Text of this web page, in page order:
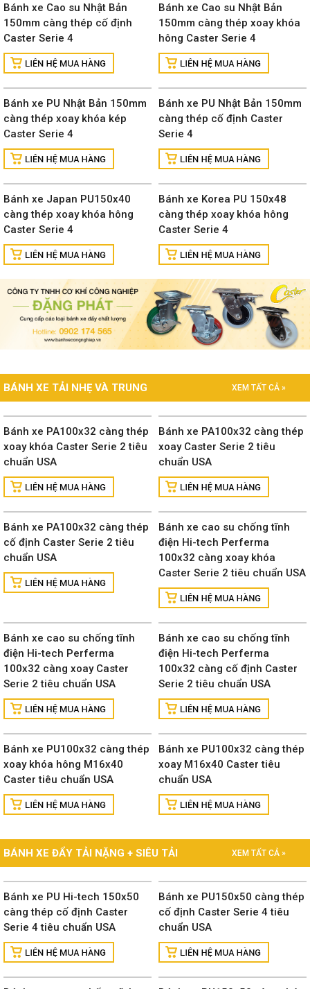
Bánh xe Cao su Nhật Bản
150mm càng thép cố định
Caster Serie 4
Bánh xe Cao su Nhật Bản
150mm càng thép xoay khóa
hông Caster Serie 4
Bánh xe PU Nhật Bản 150mm
càng thép xoay khóa kép
Caster Serie 4
Bánh xe PU Nhật Bản 150mm
càng thép cố định Caster
Serie 4
Bánh xe Japan PU150x40
càng thép xoay khóa hông
Caster Serie 4
Bánh xe Korea PU 150x48
càng thép xoay khóa hông
Caster Serie 4
BÁNH XE TẢI NHẸ VÀ TRUNG XEM TẤT CẢ »
Bánh xe PA100x32 càng thép
xoay khóa Caster Serie 2 tiêu
chuẩn USA
Bánh xe PA100x32 càng thép
xoay Caster Serie 2 tiêu
chuẩn USA
Bánh xe PA100x32 càng thép
cố định Caster Serie 2 tiêu
chuẩn USA
Bánh xe cao su chống tĩnh
điện Hi-tech Perferma
100x32 càng xoay khóa
Caster Serie 2 tiêu chuẩn USA
Bánh xe cao su chống tĩnh
điện Hi-tech Perferma
100x32 càng xoay Caster
Serie 2 tiêu chuẩn USA
Bánh xe cao su chống tĩnh
điện Hi-tech Perferma
100x32 càng cố định Caster
Serie 2 tiêu chuẩn USA
Bánh xe PU100x32 càng thép
xoay khóa hông M16x40
Caster tiêu chuẩn USA
Bánh xe PU100x32 càng thép
xoay M16x40 Caster tiêu
chuẩn USA
BÁNH XE ĐẨY TẢI NẶNG + SIÊU TẢI XEM TẤT CẢ »
Bánh xe PU Hi-tech 150x50
càng thép cố định Caster
Serie 4 tiêu chuẩn USA
Bánh xe PU150x50 càng thép
cố định Caster Serie 4 tiêu
chuẩn USA